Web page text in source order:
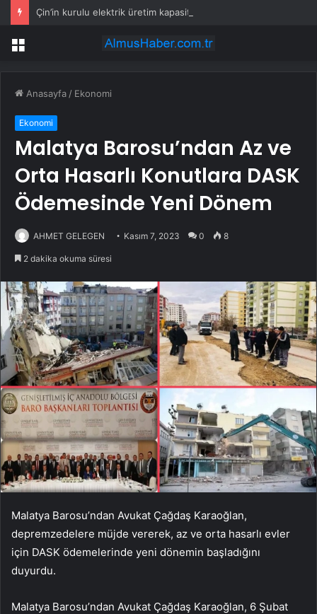
Çin’in kurulu elektrik üretim kapasitesi 4 milyar kilovatı aştı
Menü
Anasayfa / Ekonomi
Ekonomi
Malatya Barosu’ndan Az ve
Orta Hasarlı Konutlara DASK
Ödemesinde Yeni Dönem
AHMET GELEGEN Kasım 7, 2023 0 8
2 dakika okuma süresi
Malatya Barosu’ndan Avukat Çağdaş Karaoğlan,
depremzedelere müjde vererek, az ve orta hasarlı evler
için DASK ödemelerinde yeni dönemin başladığını
duyurdu.
Malatya Barosu’ndan Avukat Çağdaş Karaoğlan, 6 Şubat